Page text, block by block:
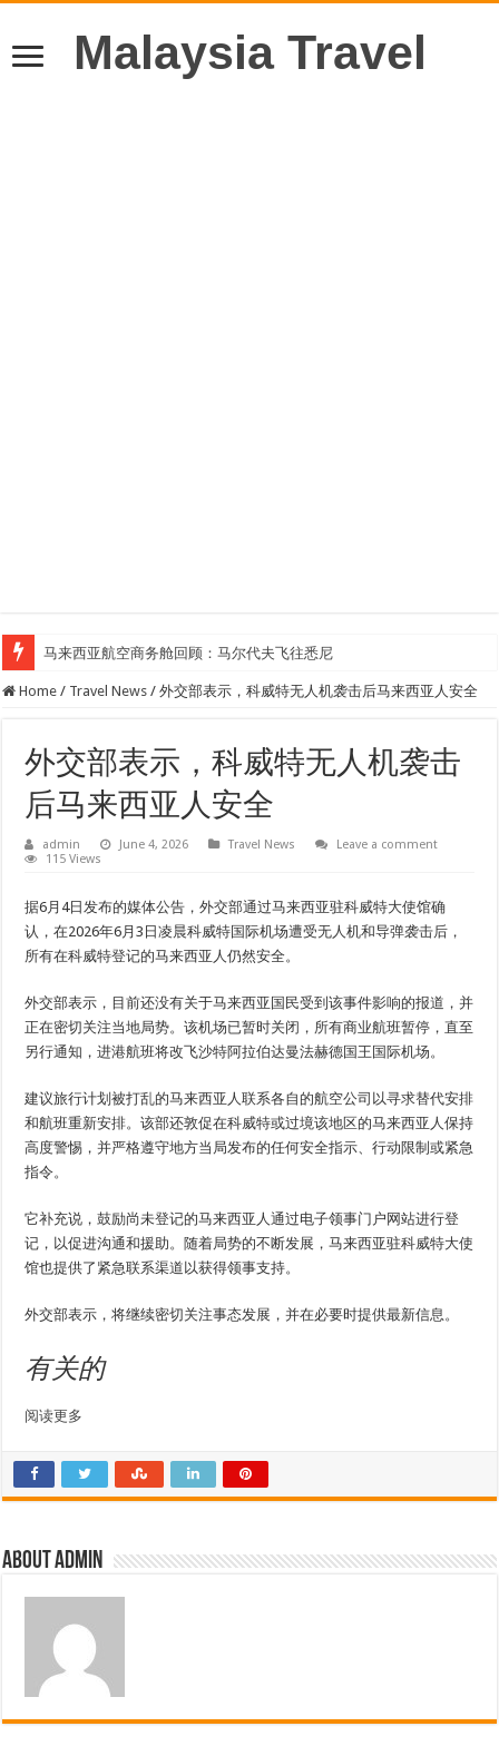
Malaysia Travel
马来西亚航空商务舱回顾：马尔代夫飞往悉尼
Home / Travel News / 外交部表示，科威特无人机袭击后马来西亚人安全
外交部表示，科威特无人机袭击
后马来西亚人安全
admin June 4, 2026 Travel News
Leave a comment
115 Views
据6月4日发布的媒体公告，外交部通过马来西亚驻科威特大使馆确
认，在2026年6月3日凌晨科威特国际机场遭受无人机和导弹袭击后，
所有在科威特登记的马来西亚人仍然安全。
外交部表示，目前还没有关于马来西亚国民受到该事件影响的报道，并
正在密切关注当地局势。该机场已暂时关闭，所有商业航班暂停，直至
另行通知，进港航班将改飞沙特阿拉伯达曼法赫德国王国际机场。
建议旅行计划被打乱的马来西亚人联系各自的航空公司以寻求替代安排
和航班重新安排。该部还敦促在科威特或过境该地区的马来西亚人保持
高度警惕，并严格遵守地方当局发布的任何安全指示、行动限制或紧急
指令。
它补充说，鼓励尚未登记的马来西亚人通过电子领事门户网站进行登
记，以促进沟通和援助。随着局势的不断发展，马来西亚驻科威特大使
馆也提供了紧急联系渠道以获得领事支持。
外交部表示，将继续密切关注事态发展，并在必要时提供最新信息。
有关的
阅读更多
About admin